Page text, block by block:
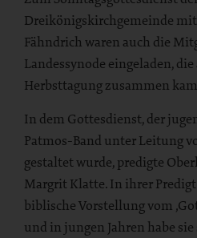
Dreikönigskirchgemeinde
Fähndrich waren auch die
Landessynode eingeladen,
Herbsttagung zusammen
In dem Gottesdienst, der
Patmos-Band unter Leitung
gestaltet wurde, predigte
Margrit Klatte. In ihrer
biblische Vorstellung vom
und in jungen Jahren habe